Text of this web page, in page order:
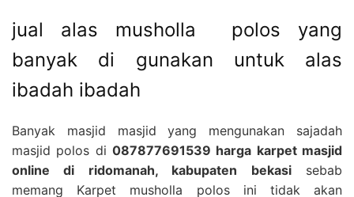
jual alas musholla polos yang
banyak di gunakan untuk alas
ibadah ibadah
Banyak masjid masjid yang mengunakan sajadah
masjid polos di 087877691539 harga karpet masjid
online di ridomanah, kabupaten bekasisebab
memang Karpet musholla polos ini tidak akan